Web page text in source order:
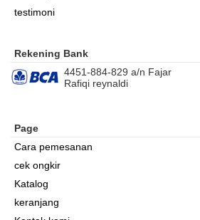
testimoni
Rekening Bank
4451-884-829 a/n Fajar
Rafiqi reynaldi
Page
Cara pemesanan
cek ongkir
Katalog
keranjang